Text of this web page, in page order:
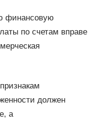
финансовую
по счетам вправе
должен
а